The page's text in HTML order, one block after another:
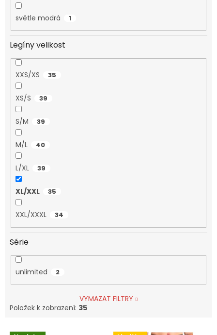
světle modrá 1
Legíny velikost
XXS/XS 35
XS/S 39
S/M 39
M/L 40
L/XL 39
XL/XXL 35
XXL/XXXL 34
Série
unlimited 2
VYMAZAT FILTRY
Položek k zobrazení: 35
V